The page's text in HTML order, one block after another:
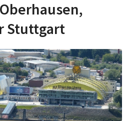
Stuttgart